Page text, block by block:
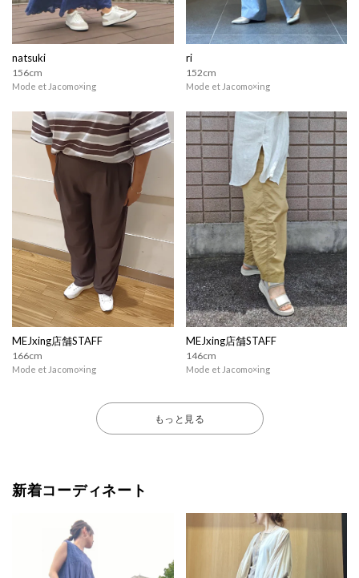
natsuki
156cm
Mode et Jacomo×ing
ri
152cm
Mode et Jacomo×ing
MEJxing店舗STAFF
166cm
Mode et Jacomo×ing
MEJxing店舗STAFF
146cm
Mode et Jacomo×ing
もっと見る
新着コーディネート